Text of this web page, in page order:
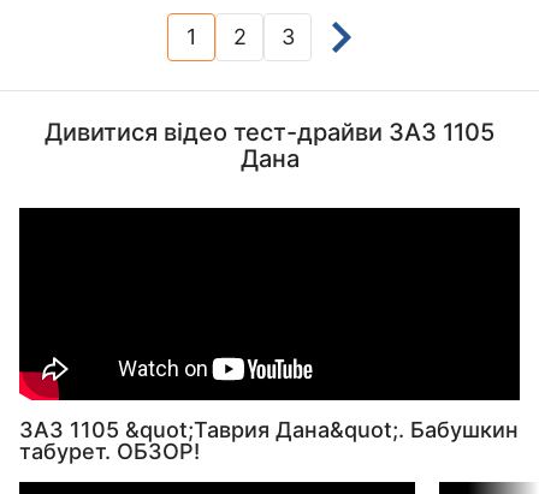
1(current)
2 3
Дивитися відео тест-драйви ЗАЗ 1105
Дана
ЗАЗ 1105 &quot;Таврия Дана&quot;. Бабушкин
табурет. ОБЗОР!